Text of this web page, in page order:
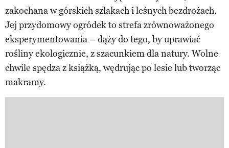
zakochana w górskich szlakach i leśnych bezdrożach.
Jej przydomowy ogródek to strefa zrównoważonego
eksperymentowania – dąży do tego, by uprawiać
rośliny ekologicznie, z szacunkiem dla natury. Wolne
chwile spędza z książką, wędrując po lesie lub tworząc
makramy.